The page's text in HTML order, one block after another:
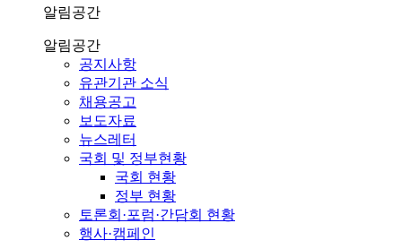
알림공간
알림공간
공지사항
유관기관 소식
채용공고
보도자료
뉴스레터
국회 및 정부현황
국회 현황
정부 현황
토론회·포럼·간담회 현황
행사·캠페인